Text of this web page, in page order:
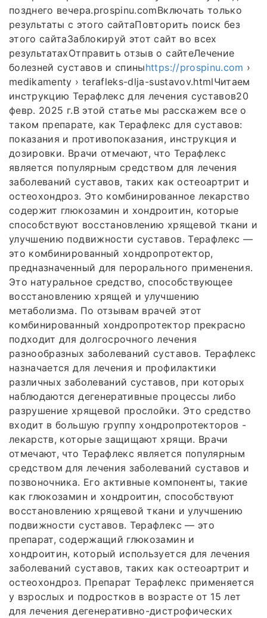
позднего вечера.prospinu.comВключать только
результаты с этого сайтаПовторить поиск без
этого сайтаЗаблокируй этот сайт во всех
результатахОтправить отзыв о сайтеЛечение
болезней суставов и спиныhttps://prospinu.com ›
medikamenty › terafleks-dlja-sustavov.htmlЧитаем
инструкцию Терафлекс для лечения суставов20
февр. 2025 г.В этой статье мы расскажем все о
таком препарате, как Терафлекс для суставов:
показания и противопоказания, инструкция и
дозировки. Врачи отмечают, что Терафлекс
является популярным средством для лечения
заболеваний суставов, таких как остеоартрит и
остеохондроз. Это комбинированное лекарство
содержит глюкозамин и хондроитин, которые
способствуют восстановлению хрящевой ткани и
улучшению подвижности суставов. Терафлекс —
это комбинированный хондропротектор,
предназначенный для перорального применения.
Это натуральное средство, способствующее
восстановлению хрящей и улучшению
метаболизма. По отзывам врачей этот
комбинированный хондропротектор прекрасно
подходит для долгосрочного лечения
разнообразных заболеваний суставов. Терафлекс
назначается для лечения и профилактики
различных заболеваний суставов, при которых
наблюдаются дегенеративные процессы либо
разрушение хрящевой прослойки. Это средство
входит в большую группу хондропротекторов -
лекарств, которые защищают хрящи. Врачи
отмечают, что Терафлекс является популярным
средством для лечения заболеваний суставов и
позвоночника. Его активные компоненты, такие
как глюкозамин и хондроитин, способствуют
восстановлению хрящевой ткани и улучшению
подвижности суставов. Терафлекс — это
препарат, содержащий глюкозамин и
хондроитин, который используется для лечения
заболеваний суставов, таких как остеоартрит и
остеохондроз. Препарат Терафлекс применяется
у взрослых и подростков в возрасте от 15 лет
для лечения дегенеративно-дистрофических